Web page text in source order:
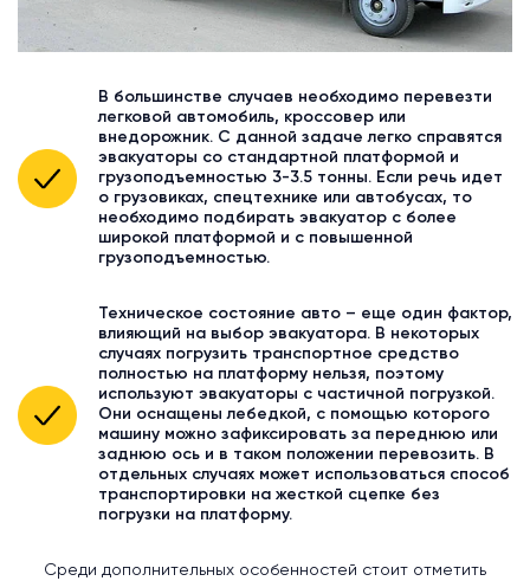
В большинстве случаев необходимо перевезти
легковой автомобиль, кроссовер или
внедорожник. С данной задаче легко справятся
эвакуаторы со стандартной платформой и
грузоподъемностью 3-3.5 тонны. Если речь идет
о грузовиках, спецтехнике или автобусах, то
необходимо подбирать эвакуатор с более
широкой платформой и с повышенной
грузоподъемностью.
Техническое состояние авто – еще один фактор,
влияющий на выбор эвакуатора. В некоторых
случаях погрузить транспортное средство
полностью на платформу нельзя, поэтому
используют эвакуаторы с частичной погрузкой.
Они оснащены лебедкой, с помощью которого
машину можно зафиксировать за переднюю или
заднюю ось и в таком положении перевозить. В
отдельных случаях может использоваться способ
транспортировки на жесткой сцепке без
погрузки на платформу.
Среди дополнительных особенностей стоит отметить